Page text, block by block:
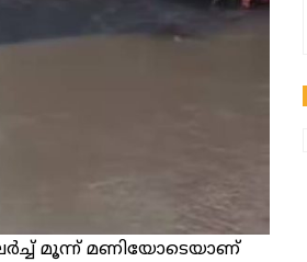
മൂന്ന് മണിയോടെയാണ്